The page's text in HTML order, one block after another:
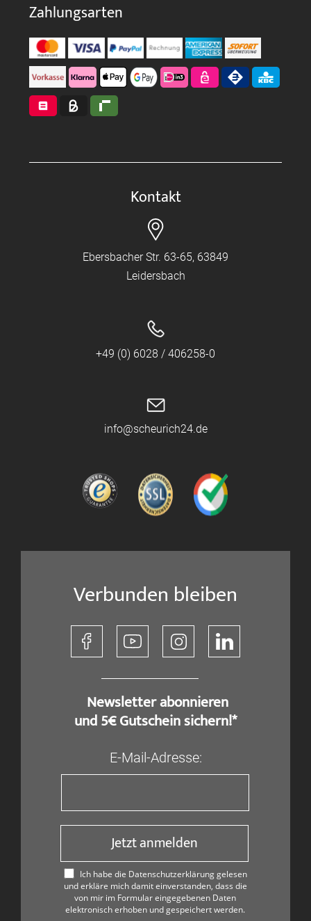
Zahlungsarten
Kontakt
Ebersbacher Str. 63-65, 63849
Leidersbach
+49 (0) 6028 / 406258-0
info@scheurich24.de
Verbunden bleiben
​ Newsletter abonnieren
und 5€ Gutschein sichern!*
E-Mail-Adresse:
Jetzt anmelden
Ich habe die Datenschutzerklärung gelesen
und erkläre mich damit einverstanden, dass die
von mir im Formular eingegebenen Daten
elektronisch erhoben und gespeichert werden.